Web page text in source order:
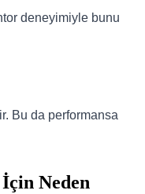
deneyimiyle bunu
Bu da performansa
Neden